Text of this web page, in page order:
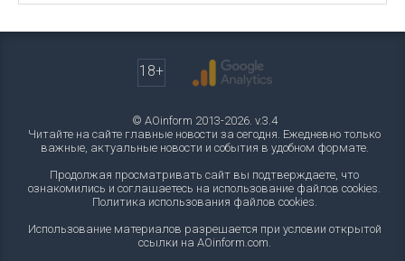
18+
© AOinform 2013-2026. v.3.4
Читайте на сайте главные новости за сегодня. Ежедневно только
важные, актуальные новости и события в удобном формате.
Продолжая просматривать сайт вы подтверждаете, что
ознакомились и соглашаетесь на использование файлов cookies.
Политика использования файлов cookies.
Использование материалов разрешается при условии открытой
ссылки на AOinform.com.